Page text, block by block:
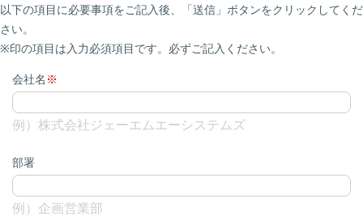
以下の項目に必要事項をご記入後、「送信」ボタンをクリックしてくだ
さい。
※印の項目は入力必須項目です。必ずご記入ください。
会社名
例）株式会社ジェーエムエーシステムズ
部署
例）企画営業部